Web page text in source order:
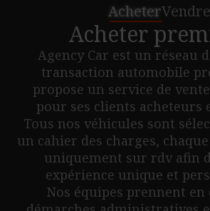
AcheterVendre
Acheter
Agency Car est un réseau
transaction automobile
propose un service de
pour ses clients acheteurs
Tous nos véhicules sont
un cahier des charges,
uniquement sur rdv afin
expérience unique et
Nos équipes prennent en